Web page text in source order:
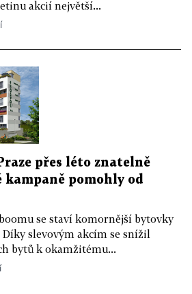
akcií největší...
přes léto znatelně
kampaně pomohly od
se staví komornější bytovky
Díky slevovým akcím se snížil
bytů k okamžitému...